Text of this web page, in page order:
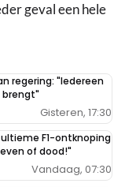
geval een hele
regering: "Iedereen
Gisteren, 17:30
F1-ontknoping
of dood!"
Vandaag, 07:30